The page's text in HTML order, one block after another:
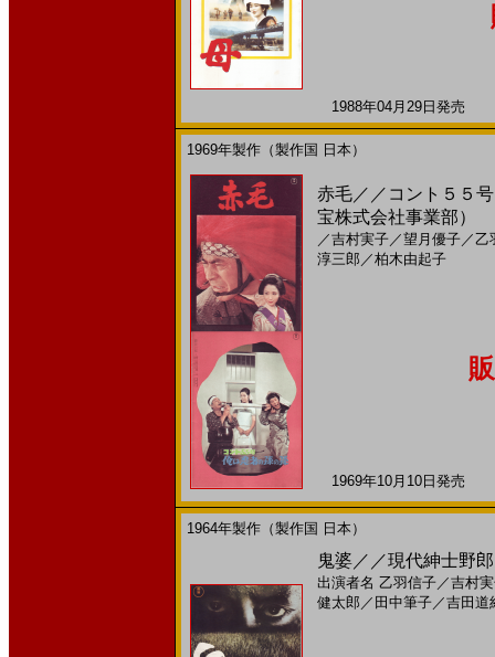
1988年04月29日発売
1969年製作（製作国 日本）
赤毛／／コント５５
宝株式会社事業部）
／吉村実子／望月優子／乙
淳三郎 ／柏木由起子
1969年10月10日発売
1964年製作（製作国 日本）
鬼婆／／現代紳士野
出演者名 乙羽信子／吉村
健太郎 ／ 田中筆子／吉田道